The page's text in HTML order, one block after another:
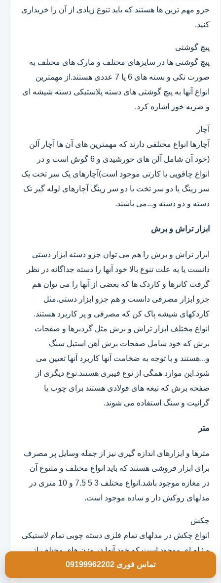
جزو مهم ترین ها هستند که باید تنوع زیادی از آن را خریداری
کنید.
پیچ گوشتی
پیچ گوشتی ها در سایزهای مختلف و مارک های مختلف به
صورت تکی و بسته های 6 یا 7 عددی هستند.از مهمترین
انواع آنها به پیچ گوشتی های دسته پلاستیکی دسته شیشه ای
و ضربه خور اشاره کرد.
آچار
آچارها انواع مختلفی دارند که مهمترین های آن ها آچار آلن
(خود آن شامل آلن های خورشیدی و 6 گوش است و در
انواع چاقویی یا کارتی موجود است)آچارهای یک سر تخت یک
سر رینگ یا دو سر تخت یا دو سر رینگ آچارهای لوله گیر تک
دسته و دو دسته و...می باشند.
ابزار تراش و برش
ابزار تراش و برش را هم می توان جزو دسته ابزار دستی
دانست یا به علت تنوع بالا خود آنها را دسته جداگانه در نظر
گرفت کاترها و کاردک ها که بعضی از آنها را می توان هم
جزو ابزار مصرفی دانست و هم جزو ابزار دستی.مثل
کاردکهای شیشه پاک کن که مصرفی و پر کاربرد هستند.
انواع مختلف ابزار تراش و برش مثل گردبرها و صفحات
برش که خود شامل صفحات برش آهن استیل سنگ
و...هستند و با توجه به ضخامت آنها کاربرد آنها تعیین می
شود.این موارد همگی از نوع فیبری هستند.نوع دیگری از
صفحه برش که تیغه های فولادی هستند برای چوب یا
گرانیت و سنگ استفاده می شوند.
متر
مترها و ابزارهای اندازه گیری نیز از جمله وسایل پر مصرف
برای ابزار فروشی هستند که باید انواع مختلف و متنوع آن
در مغازه موجود باشد.انواع مختلف 3 5 7.5 و 10 متری در
مدلهای روکش دار و ساده موجود است.
چکش
انواع چکش در مدلهای تمام فلزی دسته چوبی تمام لاستیکی
و ژله ای موجود است که خود آنها در وزن های مختلف از
تماس فوری 09199962202